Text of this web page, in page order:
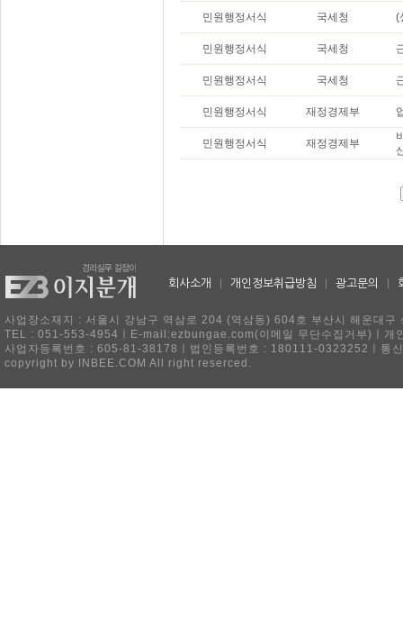
민원행정서식 국세청 (
민원행정서식 국세청
민원행정서식 국세청
민원행정서식 재정경제부
민원행정서식 재정경제부
회사소개 개인정보취급방침 광고문의
사업장소재지 : 서울시 강남구 역삼로 204 (역삼동) 604호 부산시 해운대
TEL : 051-553-4954ㅣE-mail:ezbungae.com(이메일 무단수집거부)ㅣ개
사업자등록번호 : 605-81-38178ㅣ법인등록번호 : 180111-0323252ㅣ통
copyright by INBEE.COM All right reserced.